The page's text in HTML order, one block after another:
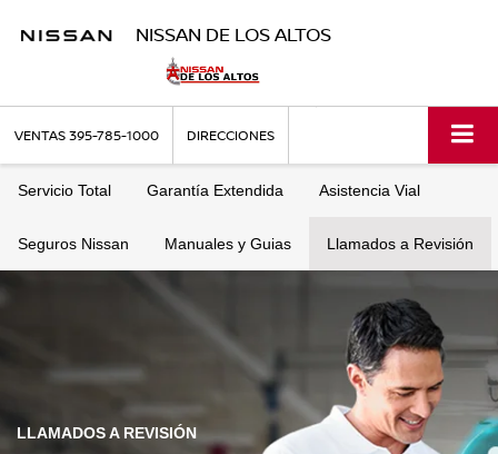
NISSAN DE LOS ALTOS
VENTAS395-785-1000 DIRECCIONES
Servicio Total Garantía Extendida Asistencia Vial
Seguros Nissan Manuales y Guias Llamados a Revisión
LLAMADOS A REVISIÓN